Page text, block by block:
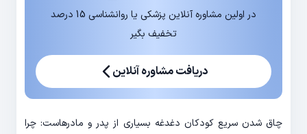
در اولین مشاوره آنلاین پزشکی یا روانشناسی 15 درصد
تخفیف بگیر
دریافت مشاوره آنلاین
چاق شدن سریع کودکان دغدغه بسیاری از پدر و مادرهاست: چرا